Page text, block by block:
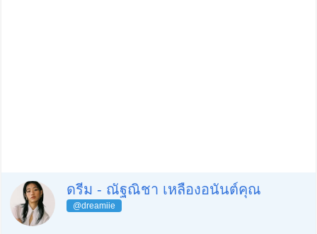
ดรีม - ณัฐณิชา เหลืองอนันต์คุณ
@dreamiie